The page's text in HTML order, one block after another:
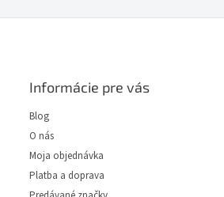
Informácie pre vás
Blog
O nás
Moja objednávka
Platba a doprava